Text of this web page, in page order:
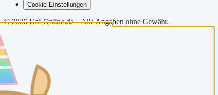
Cookie-Einstellungen
©2026Uni-Online.de – Alle Angaben ohne Gewähr.